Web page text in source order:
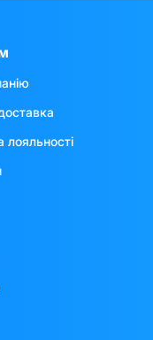
лояльності